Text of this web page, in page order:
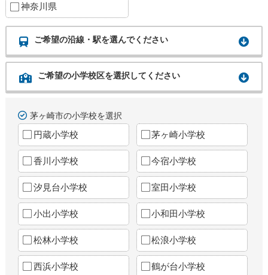
神奈川県
ご希望の沿線・駅を選んでください
ご希望の小学校区を選択してください
茅ヶ崎市の小学校を選択
円蔵小学校 茅ヶ崎小学校
香川小学校 今宿小学校
汐見台小学校 室田小学校
小出小学校 小和田小学校
松林小学校 松浪小学校
西浜小学校 鶴が台小学校